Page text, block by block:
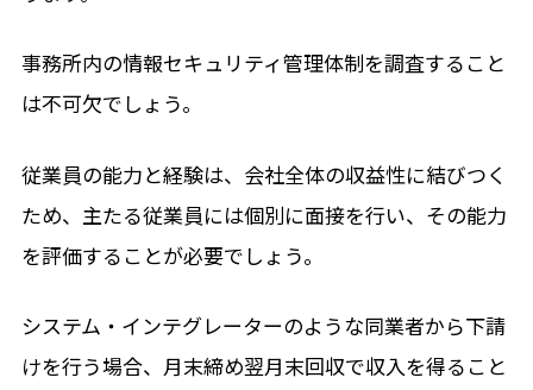
事務所内の情報セキュリティ管理体制を調査すること
は不可欠でしょう。
従業員の能力と経験は、会社全体の収益性に結びつく
ため、主たる従業員には個別に面接を行い、その能力
を評価することが必要でしょう。
システム・インテグレーターのような同業者から下請
けを行う場合、月末締め翌月末回収で収入を得ること